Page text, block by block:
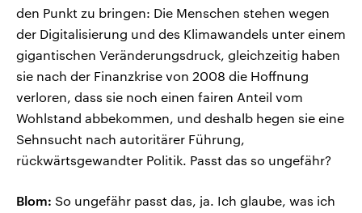
den Punkt zu bringen: Die Menschen stehen wegen
der Digitalisierung und des Klimawandels unter einem
gigantischen Veränderungsdruck, gleichzeitig haben
sie nach der Finanzkrise von 2008 die Hoffnung
verloren, dass sie noch einen fairen Anteil vom
Wohlstand abbekommen, und deshalb hegen sie eine
Sehnsucht nach autoritärer Führung,
rückwärtsgewandter Politik. Passt das so ungefähr?
Blom: So ungefähr passt das, ja. Ich glaube, was ich